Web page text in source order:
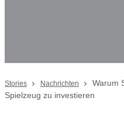
Stories Nachrichten
Warum
Spielzeug zu investieren